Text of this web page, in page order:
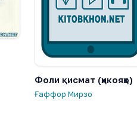
Фоли қисмат (ҳикояҳо)
Ғаффор Мирзо